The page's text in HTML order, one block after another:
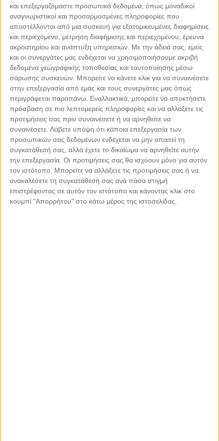
και επεξεργαζόμαστε προσωπικά δεδομένα, όπως μοναδικοί
αναγνωριστικοί και προσαρμοσμένες πληροφορίες που
αποστέλλονται από μια συσκευή για εξατομικευμένες διαφημίσεις
και περιεχόμενο, μέτρηση διαφήμισης και περιεχομένου, έρευνα
ακροατηρίου και ανάπτυξη υπηρεσιών. Με την άδειά σας, εμείς
και οι συνεργάτες μας ενδέχεται να χρησιμοποιήσουμε ακριβή
δεδομένα γεωγραφικής τοποθεσίας και ταυτοποίησης μέσω
σάρωσης συσκευών. Μπορείτε να κάνετε κλικ για να συναινέσετε
στην επεξεργασία από εμάς και τους συνεργάτες μας όπως
περιγράφεται παραπάνω. Εναλλακτικά, μπορείτε να αποκτήσετε
πρόσβαση σε πιο λεπτομερείς πληροφορίες και να αλλάξετε τις
προτιμήσεις σας πριν συναινέσετε ή να αρνηθείτε να
συναινέσετε. Λάβετε υπόψη ότι κάποια επεξεργασία των
προσωπικών σας δεδομένων ενδέχεται να μην απαιτεί τη
συγκατάθεσή σας, αλλά έχετε το δικαίωμα να αρνηθείτε αυτήν
την επεξεργασία. Οι προτιμήσεις σας θα ισχύουν μόνο για αυτόν
τον ιστότοπο. Μπορείτε να αλλάξετε τις προτιμήσεις σας ή να
ανακαλέσετε τη συγκατάθεσή σας ανά πάσα στιγμή
επιστρέφοντας σε αυτόν τον ιστότοπο και κάνοντας κλικ στο
κουμπί "Απορρήτου" στο κάτω μέρος της ιστοσελίδας.
Leaflet OpenStreetMap
ΜΕ ΤΗΝ ΥΠΟΣΤΗΡΙΞΗ